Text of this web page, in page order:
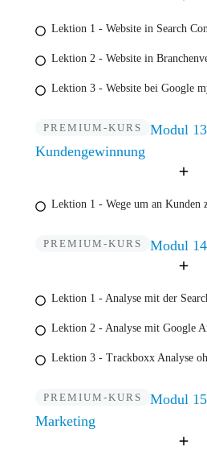
Lektion 1 - Website in Search
Lektion 2 - Website in
Lektion 3 - Website bei Google
PREMIUM-KURS
Modul
Kundengewinnung
Lektion 1 - Wege um an Kunden
PREMIUM-KURS Modul
Lektion 1 - Analyse mit der
Lektion 2 - Analyse mit Google
Lektion 3 - Trackboxx Analyse
PREMIUM-KURS
Modul
Marketing